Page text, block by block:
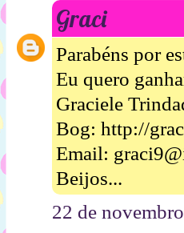
Graci
Parabéns por
Eu quero
Graciele
Bog: http://
Email:
Beijos...
22 de